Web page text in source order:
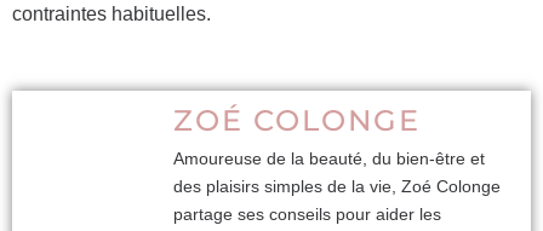
contraintes habituelles.
ZOÉ COLONGE
Amoureuse de la beauté, du bien-être et
des plaisirs simples de la vie, Zoé Colonge
partage ses conseils pour aider les